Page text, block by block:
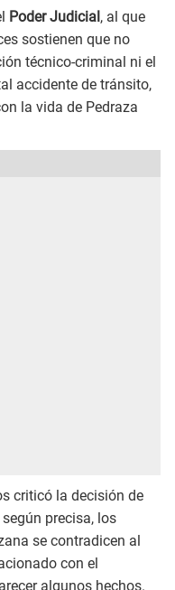
Poder Judicial , al que
sostienen que no
técnico-criminal ni el
accidente de tránsito,
la vida de Pedraza
criticó la decisión de
precisa, los
se contradicen al
con el
algunos hechos.